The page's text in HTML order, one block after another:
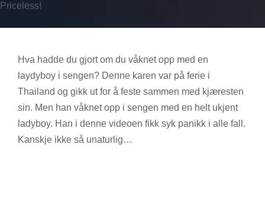
Priceless!
Hva hadde du gjort om du våknet opp med en
laydyboy i sengen? Denne karen var på ferie i
Thailand og gikk ut for å feste sammen med kjæresten
sin. Men han våknet opp i sengen med en helt ukjent
ladyboy. Han i denne videoen fikk syk panikk i alle fall.
Kanskje ikke så unaturlig…